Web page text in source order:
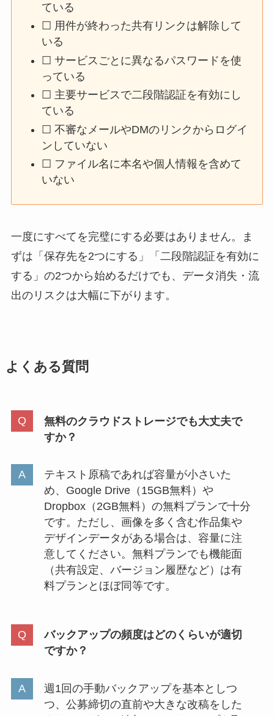
ている
☐ 用件が終わった共有リンクは解除して
いる
☐ サービスごとに異なるパスワードを使
っている
☐ 主要サービスで二段階認証を有効にし
ている
☐ 不審なメールやDMのリンクからログイ
ンしていない
☐ ファイル名に本名や個人情報を含めて
いない
一度にすべてを完璧にする必要はありません。ま
ずは「保存先を2つにする」「二段階認証を有効に
する」の2つから始めるだけでも、データ消失・流
出のリスクは大幅に下がります。
よくある質問
無料のクラウドストレージでも大丈夫で
すか？
テキスト原稿であれば容量が小さいた
め、Google Drive（15GB無料）や
Dropbox（2GB無料）の無料プランで十分
です。ただし、画像を多く含む作品集や
デザインデータがある場合は、容量に注
意してください。無料プランでも機能面
（共有設定、バージョン履歴など）は有
料プランとほぼ同等です。
バックアップの頻度はどのくらいが適切
ですか？
週1回の手動バックアップを基本としつ
つ、公募締切の直前や大きな改稿をした